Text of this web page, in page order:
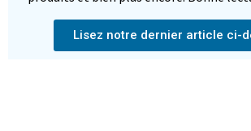
Lisez notre dernier article ci-